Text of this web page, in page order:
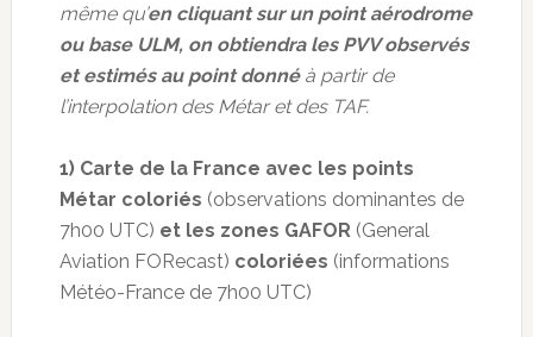
même qu’en cliquant sur un point aérodrome
ou base ULM, on obtiendra les PVV observés
et estimés au point donnéà partir de
l’interpolation des Métar et des TAF.
1) Carte de la France avec les points
Métar coloriés (observations dominantes de
7h00 UTC) et les zones GAFOR(General
Aviation FORecast) coloriées (informations
Météo-France de 7h00 UTC)